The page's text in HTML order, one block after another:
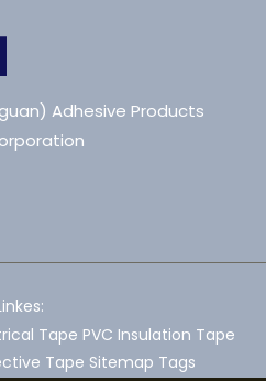
Adhesive Products
Tape PVC Insulation Tape
Tape Sitemap Tags